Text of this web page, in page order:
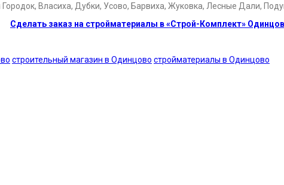
Городок, Власиха, Дубки, Усово, Барвиха, Жуковка, Лесные Дали,
Сделать заказ на стройматериалы в «Строй-Комплект»
строительный магазин в Одинцово стройматериалы в Одинцово